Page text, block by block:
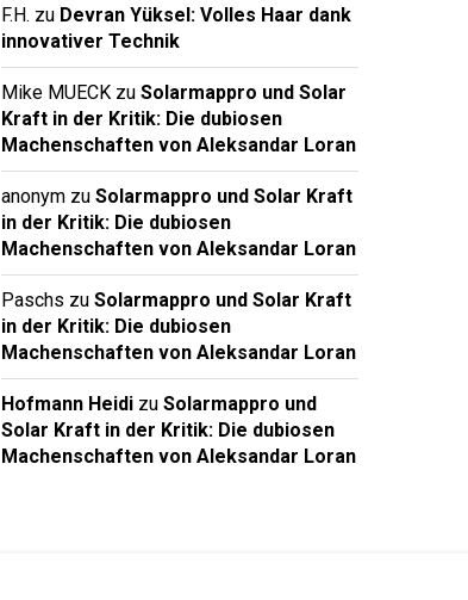
F.H. zu Devran Yüksel: Volles Haar dank
innovativer Technik
Mike MUECK zu Solarmappro und Solar
Kraft in der Kritik: Die dubiosen
Machenschaften von Aleksandar Loran
anonym zu Solarmappro und Solar Kraft
in der Kritik: Die dubiosen
Machenschaften von Aleksandar Loran
Paschs zu Solarmappro und Solar Kraft
in der Kritik: Die dubiosen
Machenschaften von Aleksandar Loran
Hofmann Heidi zu Solarmappro und
Solar Kraft in der Kritik: Die dubiosen
Machenschaften von Aleksandar Loran